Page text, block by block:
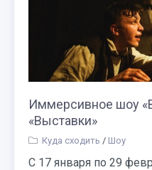
Иммерсивное шоу
«Выставки»
Куда сходить / Шоу
С 17 января по 29